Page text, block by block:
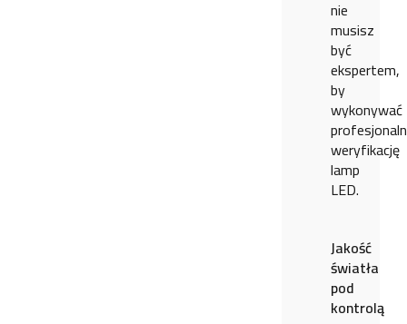
nie
musisz
być
ekspertem,
by
wykonywać
weryfikację
lamp
LED.
Jakość
światła
pod
kontrolą